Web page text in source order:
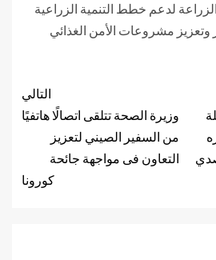
لدعم خطط التنمية الزراعية
مشروعات الأمن الغذائي
التالي
وزيرة الصحة تتلقى اتصالًا هاتفيًا
من السفير الصيني لتعزيز
التعاون فى مواجهة جائحة
كورونا